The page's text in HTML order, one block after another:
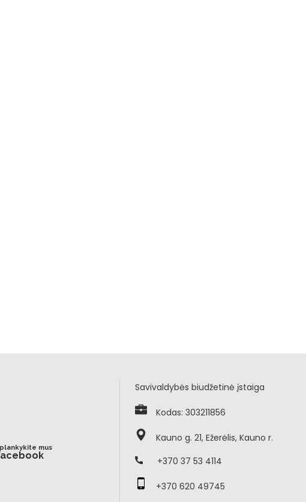
mus
Savivaldybės biudžetinė įstaiga
Kodas: 303211856
Kauno g. 21, Ežerėlis, Kauno r.
+370 37 53 4114
+370 620 49745